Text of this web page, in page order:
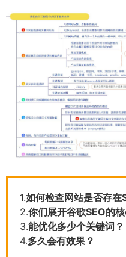
1.如何检查网站是否存在
2.你们展开谷歌SEO的
3.能优化多少个关键词？
4.多久会有效果？